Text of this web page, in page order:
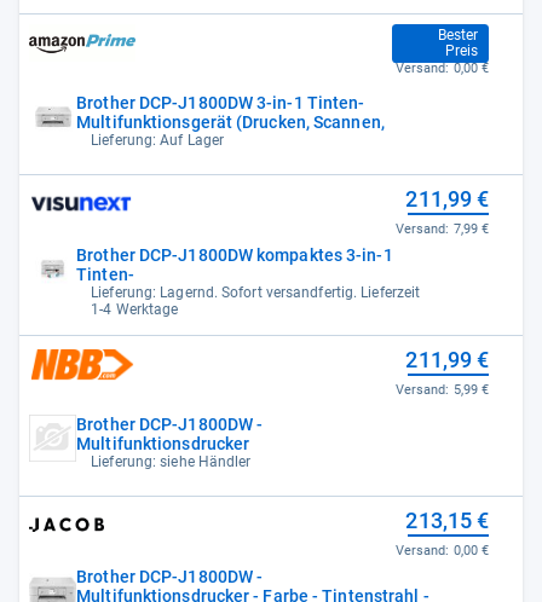
Brother DCP-J1800DW 3-in-1 Tinten-
Multifunktionsgerät (Drucken, Scannen,
Lieferung: Auf Lager
Bester
Preis
211,99 €
Versand: 0,00 €
Brother DCP-J1800DW kompaktes 3-in-1
Tinten-
Lieferung: Lagernd. Sofort versandfertig. Lieferzeit
1-4 Werktage
211,99 €
Versand: 7,99 €
Brother DCP-J1800DW -
Multifunktionsdrucker
Lieferung: siehe Händler
211,99 €
Versand: 5,99 €
Brother DCP-J1800DW -
Multifunktionsdrucker - Farbe - Tintenstrahl -
213,15 €
Versand: 0,00 €